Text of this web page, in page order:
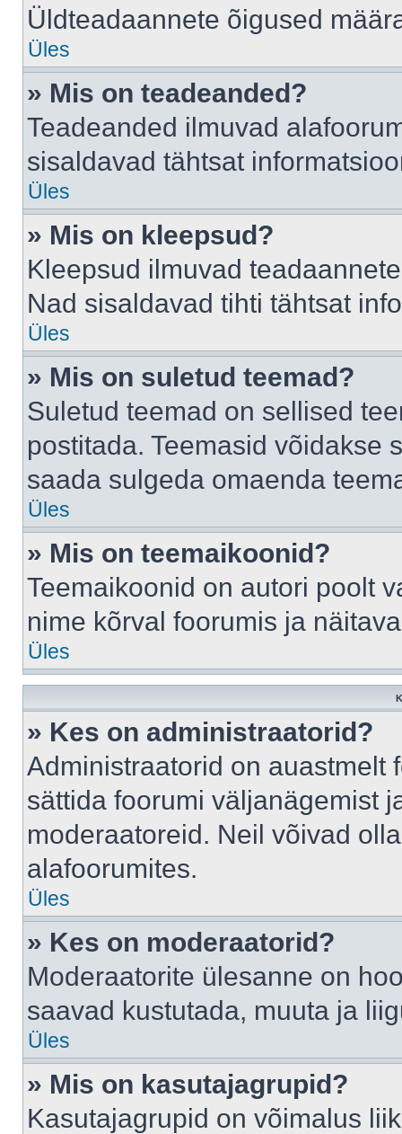
Üldteadaannete õigused
Üles
» Mis on teadeanded?
Teadeanded ilmuvad
sisaldavad tähtsat
Üles
» Mis on kleepsud?
Kleepsud ilmuvad
Nad sisaldavad tihti tähtsat
Üles
» Mis on suletud teemad?
Suletud teemad on sellised
postitada. Teemasid võidakse
saada sulgeda omaenda
Üles
» Mis on teemaikoonid?
Teemaikoonid on autori poolt
nime kõrval foorumis ja
Üles
» Kes on administraatorid?
Administraatorid on auastmelt
sättida foorumi väljanägemist
moderaatoreid. Neil võivad
alafoorumites.
Üles
» Kes on moderaatorid?
Moderaatorite ülesanne on
saavad kustutada, muuta ja
Üles
» Mis on kasutajagrupid?
Kasutajagrupid on võimalus